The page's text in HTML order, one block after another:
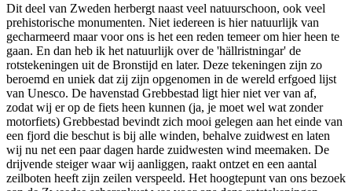
Dit deel van Zweden herbergt naast veel natuurschoon, ook veel
prehistorische monumenten. Niet iedereen is hier natuurlijk van
gecharmeerd maar voor ons is het een reden temeer om hier heen te
gaan. En dan heb ik het natuurlijk over de 'hällristningar' de
rotstekeningen uit de Bronstijd en later. Deze tekeningen zijn zo
beroemd en uniek dat zij zijn opgenomen in de wereld erfgoed lijst
van Unesco. De havenstad Grebbestad ligt hier niet ver van af,
zodat wij er op de fiets heen kunnen (ja, je moet wel wat zonder
motorfiets) Grebbestad bevindt zich mooi gelegen aan het einde van
een fjord die beschut is bij alle winden, behalve zuidwest en laten
wij nu net een paar dagen harde zuidwesten wind meemaken. De
drijvende steiger waar wij aanliggen, raakt ontzet en een aantal
zeilboten heeft zijn zeilen verspeeld. Het hoogtepunt van ons bezoek